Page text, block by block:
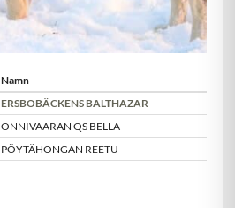
Namn
ERSBOBÄCKENS BALTHAZAR
ONNIVAARAN QS BELLA
PÖYTÄHONGAN REETU